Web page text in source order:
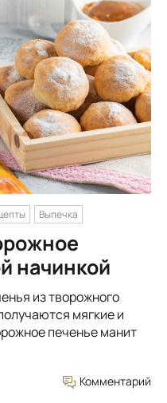
Выпечка
начинкой
из творожного
мягкие и
печенье манит
Комментарий